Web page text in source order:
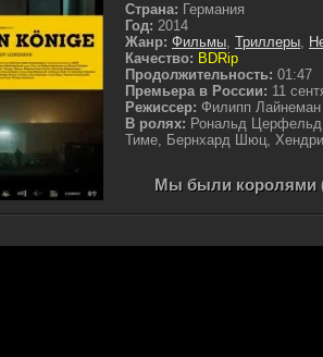
Страна: Германия
Год: 2014
Жанр: Фильмы, Триллеры,
Качество: BDRip
Продолжительность: 01:47
Премьера в России: 11
Режиссер: Филипп Лайнеман
В ролях: Рональд
Тиме, Бернхард Шюц,
Мы были королями